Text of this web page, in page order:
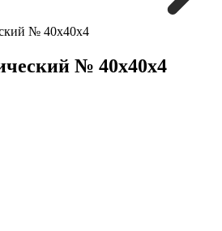
№ 40х40х4
№ 40х40х4